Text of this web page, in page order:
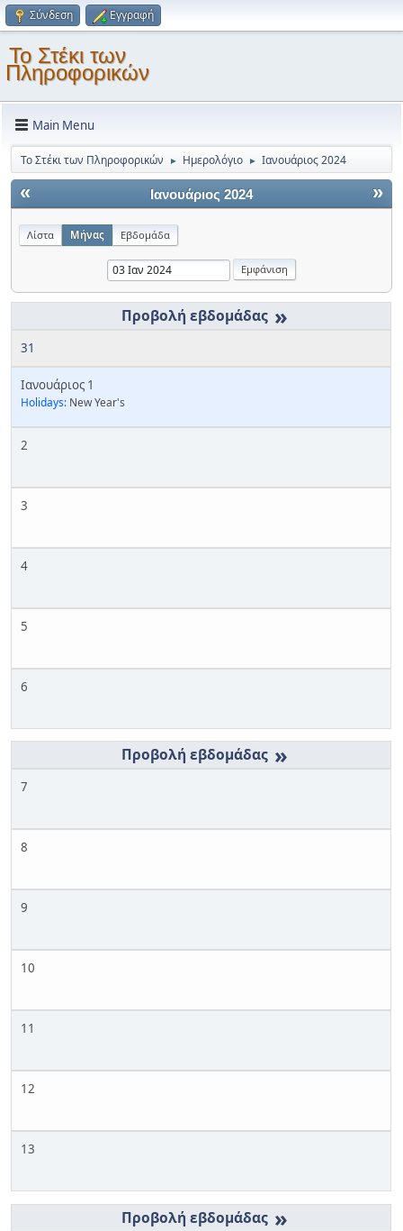
Σύνδεση Εγγραφή
Το Στέκι των
Πληροφορικών
Main Menu
Το Στέκι των Πληροφορικών ► Ημερολόγιο ► Ιανουάριος 2024
« »
Ιανουάριος 2024
Λίστα Μήνας Εβδομάδα
»
31
Ιανουάριος 1
Holidays: New Year's
2
3
4
5
6
»
7
8
9
10
11
12
13
»